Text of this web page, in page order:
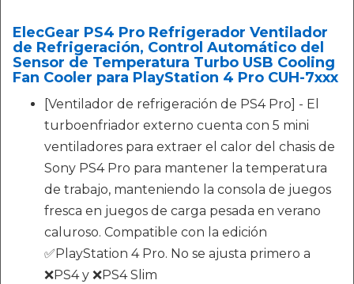
ElecGear PS4 Pro Refrigerador Ventilador
de Refrigeración, Control Automático del
Sensor de Temperatura Turbo USB Cooling
Fan Cooler para PlayStation 4 Pro CUH-7xxx
[Ventilador de refrigeración de PS4 Pro] - El
turboenfriador externo cuenta con 5 mini
ventiladores para extraer el calor del chasis de
Sony PS4 Pro para mantener la temperatura
de trabajo, manteniendo la consola de juegos
fresca en juegos de carga pesada en verano
caluroso. Compatible con la edición
✅PlayStation 4 Pro. No se ajusta primero a
❌PS4 y ❌PS4 Slim